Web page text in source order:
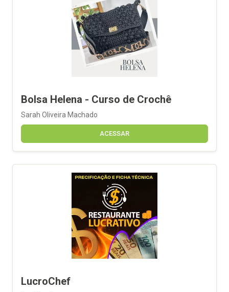
Bolsa Helena - Curso de Crochê
Sarah Oliveira Machado
ACESSAR
LucroChef